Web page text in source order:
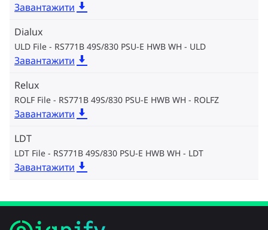
Завантажити
Dialux
ULD File - RS771B 49S/830 PSU-E HWB WH ULD
Завантажити
Relux
ROLF File - RS771B 49S/830 PSU-E HWB WH ROLFZ
Завантажити
LDT
LDT File - RS771B 49S/830 PSU-E HWB WH LDT
Завантажити